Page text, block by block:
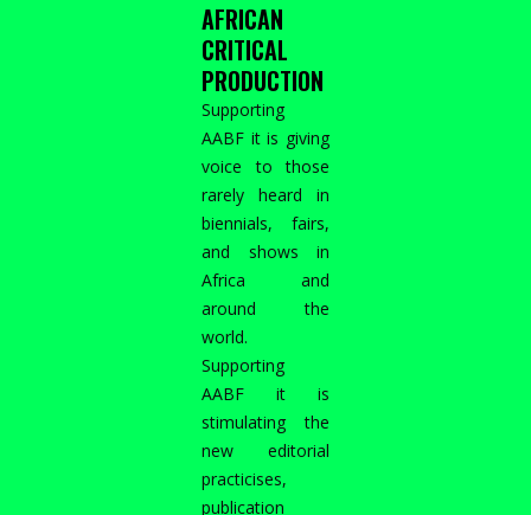
AFRICAN
CRITICAL
PRODUCTION
Supporting
AABF it is giving
voice to those
rarely heard in
biennials, fairs,
and shows in
Africa and
around the
world.
Supporting
AABF it is
stimulating the
new editorial
practicises,
publication